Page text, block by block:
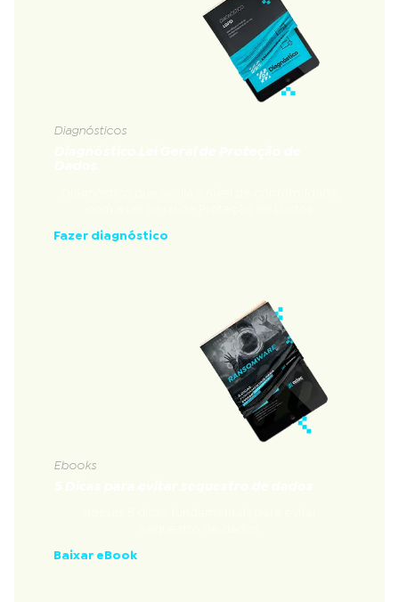
Diagnósticos
Fazer diagnóstico
Ebooks
Baixar eBook